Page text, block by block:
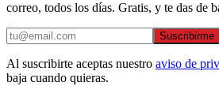
correo, todos los días. Gratis, y te das de
Suscribirme
Al suscribirte aceptas nuestro aviso de
baja cuando quieras.